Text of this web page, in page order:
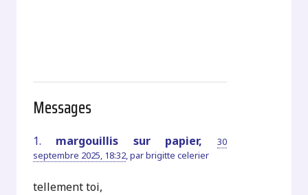
Messages
1. margouillis sur papier,
30
septembre 2025, 18:32,parbrigitte celerier
tellement toi,